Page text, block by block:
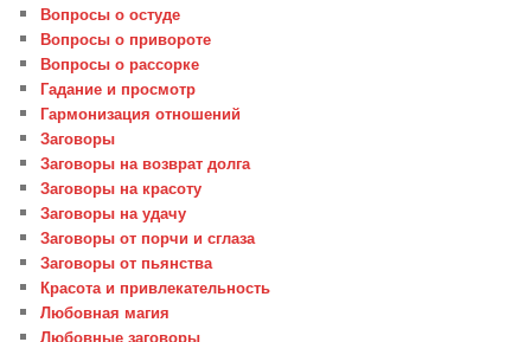
Вопросы о остуде
Вопросы о привороте
Вопросы о рассорке
Гадание и просмотр
Гармонизация отношений
Заговоры
Заговоры на возврат долга
Заговоры на красоту
Заговоры на удачу
Заговоры от порчи и сглаза
Заговоры от пьянства
Красота и привлекательность
Любовная магия
Любовные заговоры